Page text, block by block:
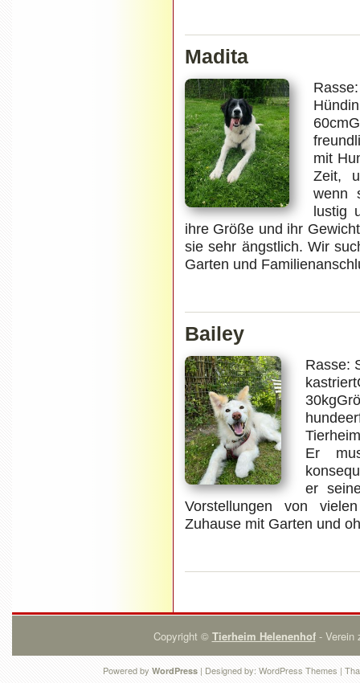
Madita
mit
Zeit,
wenn
lustig
ihre Größe und ihr
sie sehr ängstlich. Wir
Garten und
Bailey
Rasse:
Er
er
Vorstellungen von
Zuhause mit Garten und
Copyright © Tierheim Helenenhof- Verein
Powered by WordPress | Designed by: WordPress Themes |